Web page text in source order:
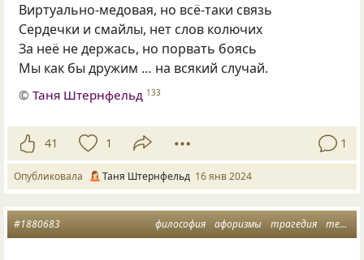
Виртуально-медовая, но всё-таки связь
Сердечки и смайлы, нет слов колючих
За неё не держась, но порвать боясь
Мы как бы дружим … на всякий случай.
©Таня Штернфельд 133
41 1 1
Опубликовала Таня Штернфельд 16 янв 2024
философия афоризмы трагедия театр
#1880683